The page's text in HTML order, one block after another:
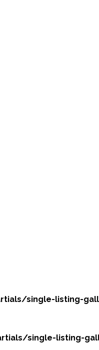
single-listing-
single-listing-